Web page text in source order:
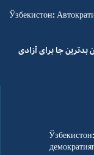
Ўзбекистон:
جا برای آزادی